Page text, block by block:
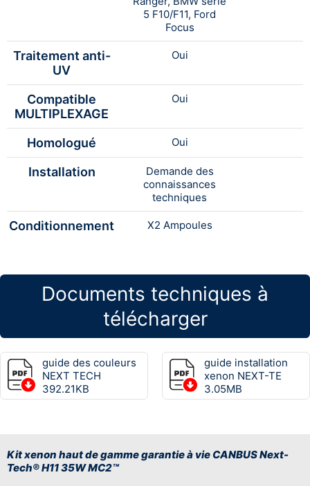
5 F10/F11, Ford
Focus
Traitement anti-
UV
Oui
Compatible
MULTIPLEXAGE
Oui
Homologué Oui
Installation
Demande des
connaissances
techniques
Conditionnement X2 Ampoules
Documents techniques à
télécharger
guide des couleurs
NEXT TECH
392.21KB
guide installation
xenon NEXT-TE
3.05MB
Kit xenon haut de gamme garantie à vie CANBUS Next-
Tech® H11 35W MC2™